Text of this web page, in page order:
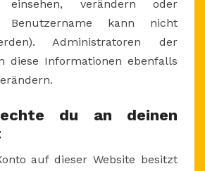
einsehen, verändern oder
Benutzername kann nicht
Administratoren der
diese Informationen ebenfalls
du an deinen
auf dieser Website besitzt